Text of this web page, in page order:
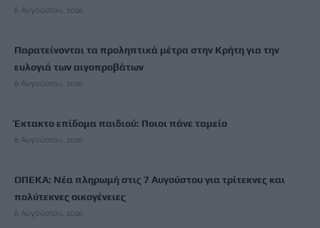
6 Αυγούστου, 2026
Παρατείνονται τα προληπτικά μέτρα στην Κρήτη για την
ευλογιά των αιγοπροβάτων
6 Αυγούστου, 2026
Έκτακτο επίδομα παιδιού: Ποιοι πάνε ταμείο
6 Αυγούστου, 2026
ΟΠΕΚΑ: Νέα πληρωμή στις 7 Αυγούστου για τρίτεκνες και
πολύτεκνες οικογένειες
6 Αυγούστου, 2026